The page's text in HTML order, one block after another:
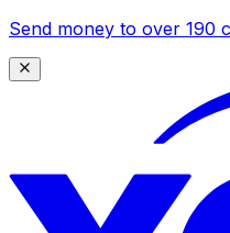
Send money to over 190